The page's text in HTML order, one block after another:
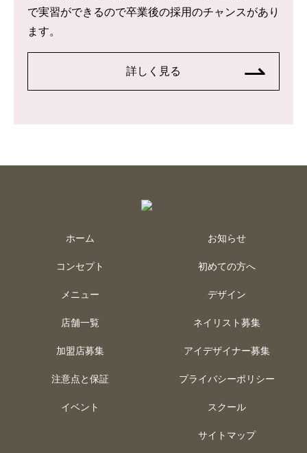
で実習ができるので卒業後の採用のチャンスがあり
ます。
詳しく見る
ホーム
コンセプト
メニュー
店舗一覧
加盟店募集
注意点と保証
イベント
お知らせ
初めての方へ
デザイン
ネイリスト募集
アイデザイナー募集
プライバシーポリシー
スクール
サイトマップ